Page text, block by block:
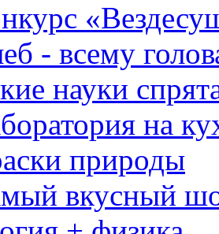
- всему
науки
на
природы
вкусный